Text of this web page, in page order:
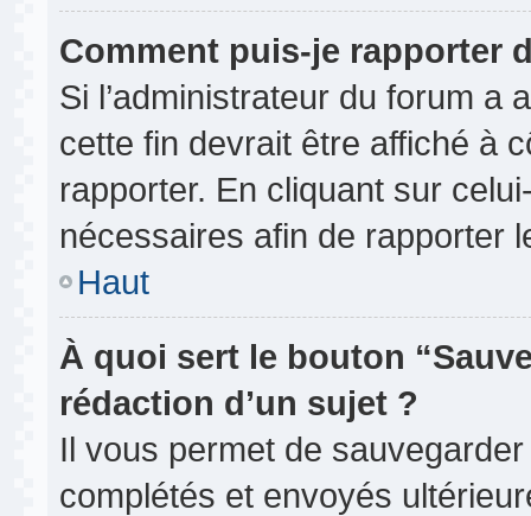
Comment puis-je rapporter
Si l’administrateur du forum a
cette fin devrait être affiché à
rapporter. En cliquant sur
nécessaires afin de rapporter
Haut
À quoi sert le bouton
rédaction d’un sujet ?
Il vous permet de
complétés et envoyés